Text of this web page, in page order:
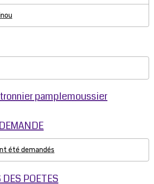
pamplemoussier
été demandés